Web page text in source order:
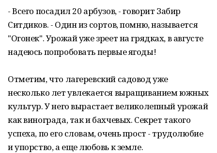
- Всего посадил 20 арбузов, - говорит Забир
Ситдиков. - Один из сортов, помню, называется
"Огонек". Урожай уже зреет на грядках, в августе
надеюсь попробовать первые ягоды!
Отметим, что лагеревский садовод уже
несколько лет увлекается выращиванием южных
культур. У него вырастает великолепный урожай
как винограда, так и бахчевых. Секрет такого
успеха, по его словам, очень прост - трудолюбие
и упорство, а еще любовь к земле.